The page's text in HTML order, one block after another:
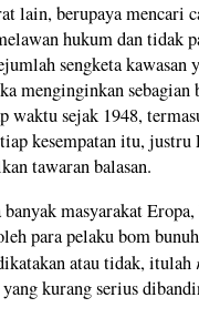
lain, berupaya mencari
hukum dan tidak
sengketa kawasan
menginginkan
sejak 1948,
kesempatan itu,
tawaran balasan.
masyarakat
para pelaku bom
atau tidak, itulah
kurang serius